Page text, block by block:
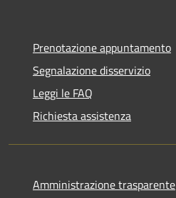
Prenotazione appuntamento
Segnalazione disservizio
Leggi le FAQ
Richiesta assistenza
Amministrazione trasparente